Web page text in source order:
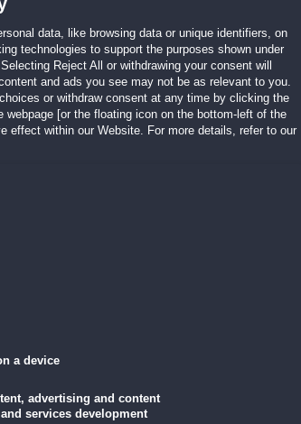
wird in5 Sekundenbereitgestellt...
startet,klicke bitte hier.
angezeigt.
Windows Vista "Fortsetzen").
Jeden
data, like browsing data or unique identifiers, on
technologies to support the purposes shown under
Reject All or withdrawing your consent will
and ads you see may not be as relevant to you.
or withdraw consent at any time by clicking the
webpage [or the floating icon on the bottom-left of the
effect within our Website. For more details, refer to our
a device
advertising and content
services development